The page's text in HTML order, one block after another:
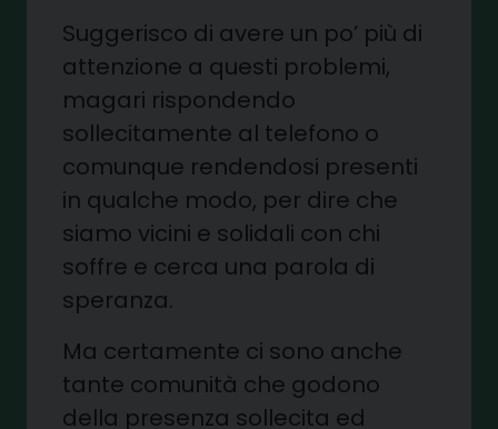
Suggerisco di avere un po’ più di
attenzione a questi problemi,
magari rispondendo
sollecitamente al telefono o
comunque rendendosi presenti
in qualche modo, per dire che
siamo vicini e solidali con chi
soffre e cerca una parola di
speranza.
Ma certamente ci sono anche
tante comunità che godono
della presenza sollecita ed